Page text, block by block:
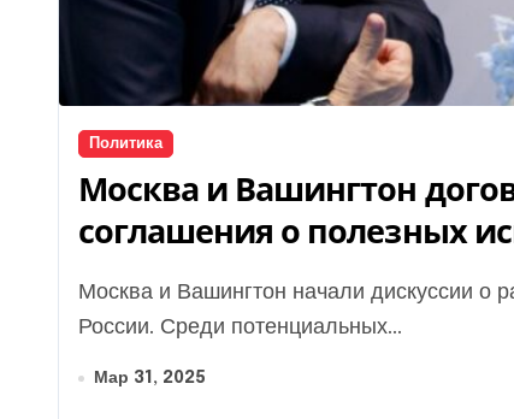
Политика
Москва и Вашингтон
соглашения о полезных
Москва и Вашингтон начали дискуссии о различных редкоземельных металлах и проектах в
России. Среди потенциальных...
Мар 31, 2025